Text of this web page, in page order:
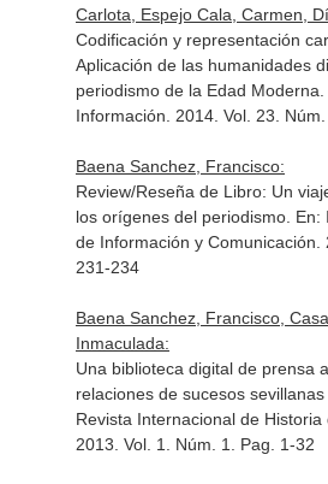
Carlota, Espejo Cala, Carmen,
Codificación y representación
Aplicación de las humanidades
periodismo de la Edad Moderna.
Información . 2014. Vol. 23.
Baena Sanchez, Francisco:
Review/Reseña de Libro: Un
los orígenes del periodismo. En:
de Información y Comunicación
231-234
Baena Sanchez, Francisco,
Inmaculada:
Una biblioteca digital de prensa
relaciones de sucesos sevillanas
Revista Internacional de
2013. Vol. 1. Núm. 1. Pag. 1-32